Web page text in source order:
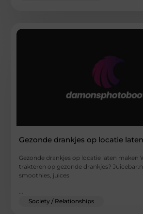
Gezonde drankjes op locatie
Gezonde drankjes op locatie laten maken
trakteren op gezonde drankjes?
smoothies, juices
Society / Relationships